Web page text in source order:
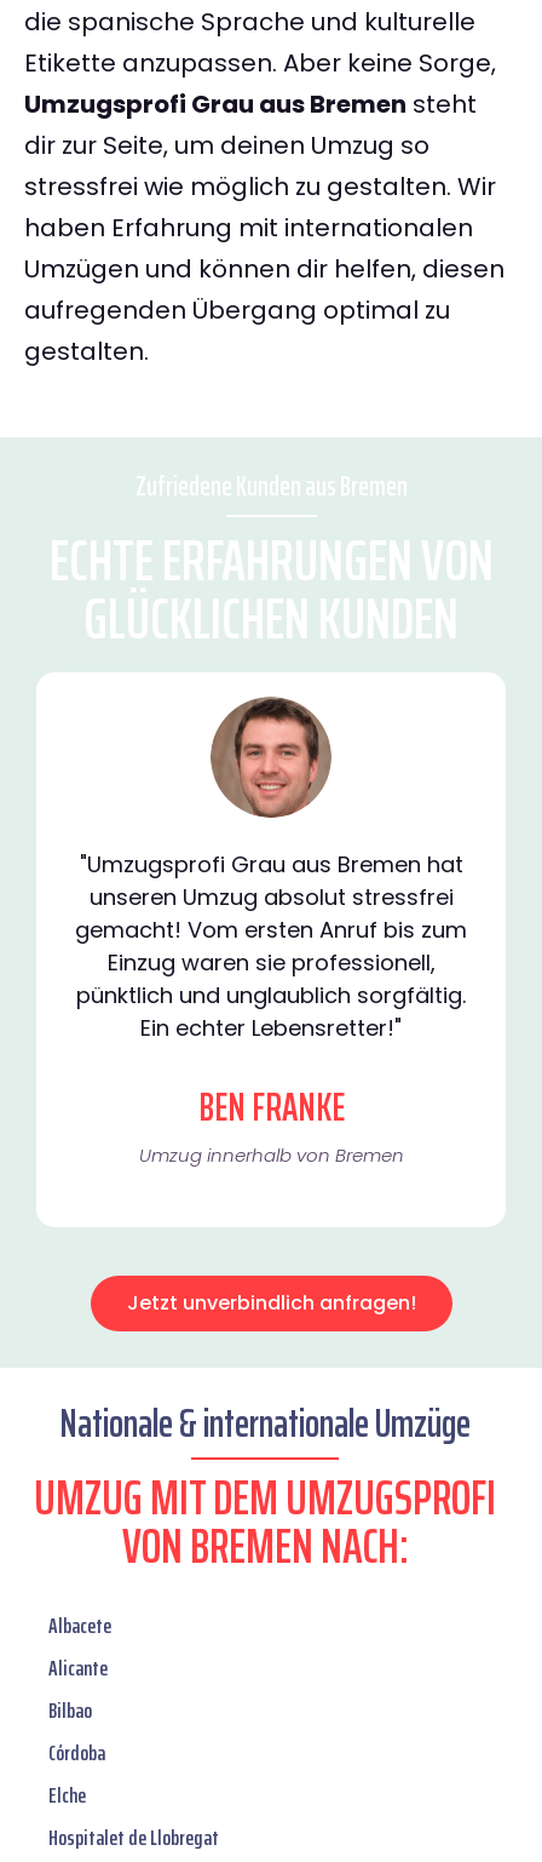
die spanische Sprache und kulturelle
Etikette anzupassen. Aber keine Sorge,
Umzugsprofi Grau aus Bremen steht
dir zur Seite, um deinen Umzug so
stressfrei wie möglich zu gestalten. Wir
haben Erfahrung mit internationalen
Umzügen und können dir helfen, diesen
aufregenden Übergang optimal zu
gestalten.
Zufriedene Kunden aus Bremen
ECHTE ERFAHRUNGEN VON
GLÜCKLICHEN KUNDEN
"Umzugsprofi Grau aus Bremen hat
unseren Umzug absolut stressfrei
gemacht! Vom ersten Anruf bis zum
Einzug waren sie professionell,
pünktlich und unglaublich sorgfältig.
Ein echter Lebensretter!"
BEN FRANKE
Umzug innerhalb von Bremen​
Jetzt unverbindlich anfragen!
Nationale & internationale Umzüge
UMZUG MIT DEM UMZUGSPROFI
VON BREMEN NACH:
Albacete
Alicante
Bilbao
Córdoba
Elche
Hospitalet de Llobregat